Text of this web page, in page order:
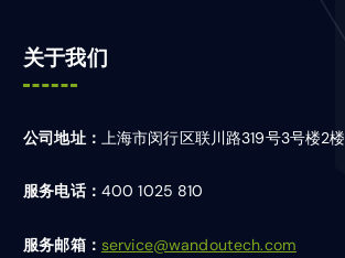
关于我们
公司地址： 上海市闵行区联川路319号3号楼2楼
服务电话： 400 1025 810
服务邮箱： service@wandoutech.com